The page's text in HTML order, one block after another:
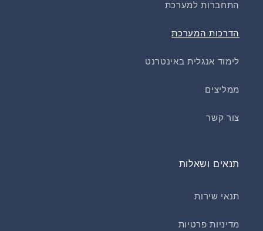
התחברות למערכת
הדרכות המערכת
לימוד אנגלית באינטרנט
ממליצים
צור קשר
תנאים ושאלות
תנאי שירות
מדיניות פרטיות